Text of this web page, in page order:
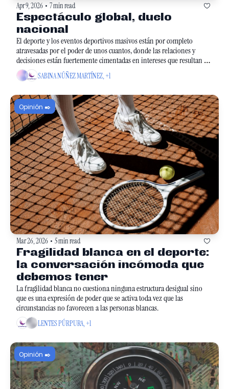
Apr 9, 2026 • 7 min read
Espectáculo global, duelo
nacional
El deporte y los eventos deportivos masivos están por completo
atravesadas por el poder de unos cuantos, donde las relaciones y
decisiones están fuertemente cimentadas en intereses que resultan en
SABINA NÚÑEZ MARTÍNEZ, +1
Opinión ✒️
Mar 26, 2026 • 5 min read
Fragilidad blanca en el deporte:
la conversación incómoda que
debemos tener
La fragilidad blanca no cuestiona ninguna estructura desigual sino
que es una expresión de poder que se activa toda vez que las
LENTES PÚRPURA, +1
Opinión ✒️